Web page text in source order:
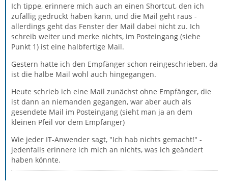
Ich tippe, erinnere mich auch an einen Shortcut, den ich
zufällig gedrückt haben kann, und die Mail geht raus -
allerdings geht das Fenster der Mail dabei nicht zu. Ich
schreib weiter und merke nichts, im Posteingang (siehe
Punkt 1) ist eine halbfertige Mail.
Gestern hatte ich den Empfänger schon reingeschrieben, da
ist die halbe Mail wohl auch hingegangen.
Heute schrieb ich eine Mail zunächst ohne Empfänger, die
ist dann an niemanden gegangen, war aber auch als
gesendete Mail im Posteingang (sieht man ja an dem
kleinen Pfeil vor dem Empfänger)
Wie jeder IT-Anwender sagt, "Ich hab nichts gemacht!" -
jedenfalls erinnere ich mich an nichts, was ich geändert
haben könnte.